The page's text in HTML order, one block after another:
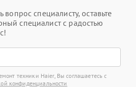
вопрос специалисту, оставьте
специалист с радостью
техники Haier, Вы соглашаетесь с
конфиденциальности